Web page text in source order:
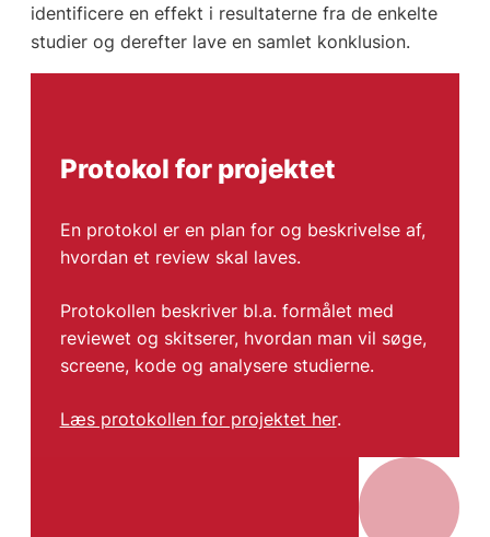
identificere en effekt i resultaterne fra de enkelte
studier og derefter lave en samlet konklusion.
Protokol for projektet
En protokol er en plan for og beskrivelse af,
hvordan et review skal laves.
Protokollen beskriver bl.a. formålet med
reviewet og skitserer, hvordan man vil søge,
screene, kode og analysere studierne.
Læs protokollen for projektet her.